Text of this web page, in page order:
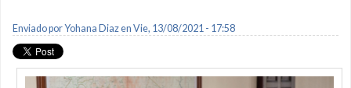
Enviado porYohana Diazen Vie, 13/08/2021 - 17:58